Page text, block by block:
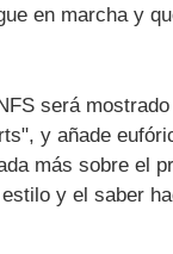
en marcha y
será
y añade
más sobre el
y el saber